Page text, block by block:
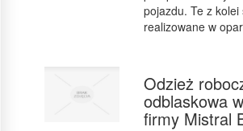
pojazdu. Te z kolei
realizowane w
Odzież
odblaskowa
firmy Mistral